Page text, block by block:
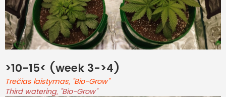
>10-15< (week 3->4)
Trečias laistymas, "Bio-Grow"
Third watering, "Bio-Grow"